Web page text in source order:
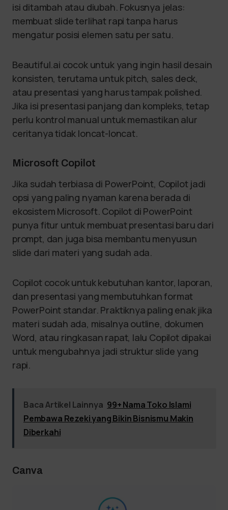
isi ditambah atau diubah. Fokusnya jelas:
membuat slide terlihat rapi tanpa harus
mengatur posisi elemen satu per satu.
Beautiful.ai cocok untuk yang ingin hasil desain
konsisten, terutama untuk pitch, sales deck,
atau presentasi yang harus tampak polished.
Jika isi presentasi panjang dan kompleks, tetap
perlu kontrol manual untuk memastikan alur
ceritanya tidak loncat-loncat.
Microsoft Copilot
Jika sudah terbiasa di PowerPoint, Copilot jadi
opsi yang paling nyaman karena berada di
ekosistem Microsoft. Copilot di PowerPoint
punya fitur untuk membuat presentasi baru dari
prompt, dan juga bisa membantu menyusun
slide dari materi yang sudah ada.
Copilot cocok untuk kebutuhan kantor, laporan,
dan presentasi yang membutuhkan format
PowerPoint standar. Praktiknya paling enak jika
materi sudah ada, misalnya outline, dokumen
Word, atau ringkasan rapat, lalu Copilot dipakai
untuk mengubahnya jadi struktur slide yang
rapi.
Baca Artikel Lainnya 99+ Nama Toko Islami
Pembawa Rezeki yang Bikin Bisnismu Makin
Diberkahi
Canva